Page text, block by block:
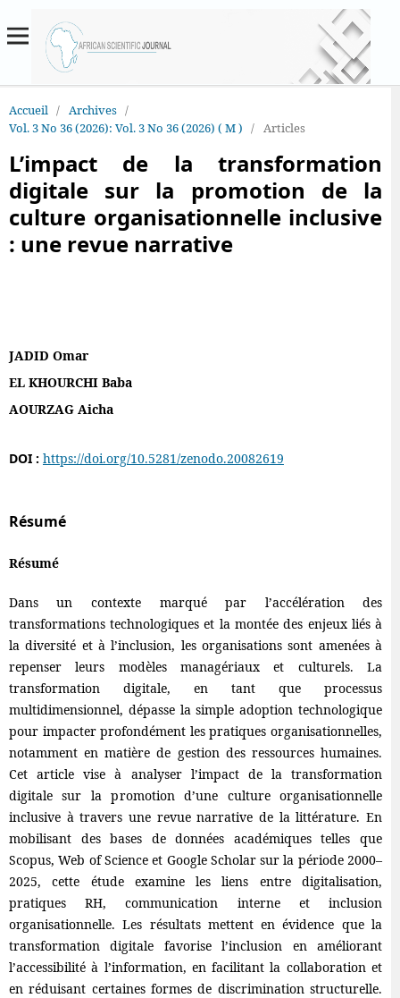
Accueil / Archives /
Vol. 3 No 36 (2026): Vol. 3 No 36 (2026) ( M ) / Articles
L’impact de la transformation
digitale sur la promotion de la
culture organisationnelle inclusive
: une revue narrative
JADID Omar
EL KHOURCHI Baba
AOURZAG Aicha
DOI : https://doi.org/10.5281/zenodo.20082619
Résumé
Résumé
Dans un contexte marqué par l’accélération des
transformations technologiques et la montée des enjeux liés à
la diversité et à l’inclusion, les organisations sont amenées à
repenser leurs modèles managériaux et culturels. La
transformation digitale, en tant que processus
multidimensionnel, dépasse la simple adoption technologique
pour impacter profondément les pratiques organisationnelles,
notamment en matière de gestion des ressources humaines.
Cet article vise à analyser l’impact de la transformation
digitale sur la promotion d’une culture organisationnelle
inclusive à travers une revue narrative de la littérature. En
mobilisant des bases de données académiques telles que
Scopus, Web of Science et Google Scholar sur la période 2000–
2025, cette étude examine les liens entre digitalisation,
pratiques RH, communication interne et inclusion
organisationnelle. Les résultats mettent en évidence que la
transformation digitale favorise l’inclusion en améliorant
l’accessibilité à l’information, en facilitant la collaboration et
en réduisant certaines formes de discrimination structurelle.